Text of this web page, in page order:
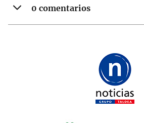
0 comentarios